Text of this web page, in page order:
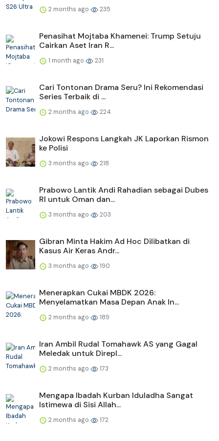
2 months ago 235
Penasihat Mojtaba Khamenei: Trump Setuju
Cairkan Aset Iran R...
1 month ago 231
Cari Tontonan Drama Seru? Ini Rekomendasi
Series Terbaik di ...
2 months ago 224
Jokowi Respons Langkah JK Laporkan Rismon
ke Polisi
3 months ago 218
Prabowo Lantik Andi Rahadian sebagai Dubes
RI untuk Oman dan...
3 months ago 203
Gibran Minta Hakim Ad Hoc Dilibatkan di
Kasus Air Keras Andr...
3 months ago 190
Menerapkan Cukai MBDK 2026:
Menyelamatkan Masa Depan Anak In...
2 months ago 189
Iran Ambil Rudal Tomahawk AS yang Gagal
Meledak untuk Direpl...
2 months ago 173
Mengapa Ibadah Kurban Iduladha Sangat
Istimewa di Sisi Allah...
2 months ago 172